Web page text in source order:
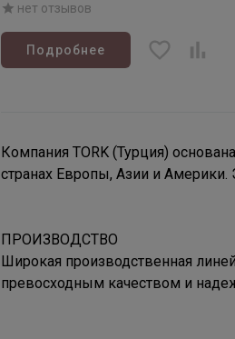
нет отзывов
Подробнее
Компания TORK (Турция)
странах Европы, Азии и Америки.
ПРОИЗВОДСТВО
Широкая производственная
превосходным качеством и